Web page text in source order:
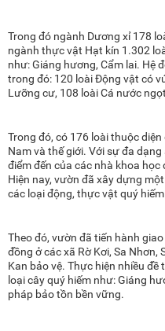
Trong đó ngành Dương xỉ 178
ngành thực vật Hạt kín 1.302
như: Giáng hương, Cẩm lai. Hệ
trong đó: 120 loài Động vật có
Lưỡng cư, 108 loài Cá nước
Trong đó, có 176 loài thuộc
Nam và thế giới. Với sự đa
điểm đến của các nhà khoa
Hiện nay, vườn đã xây dựng
các loại động, thực vật quý
Theo đó, vườn đã tiến hành
đồng ở các xã Rờ Kơi, Sa Nhơn,
Kan bảo vệ. Thực hiện nhiều
loại cây quý hiếm như: Giáng
pháp bảo tồn bền vững.